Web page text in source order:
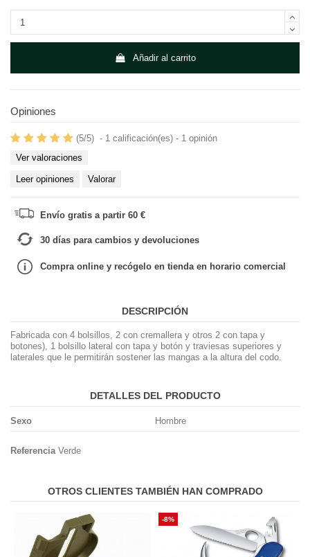
Añadir al carrito
Opiniones
(5/5) - 1 calificación(es) - 1 opinión
Ver valoraciones
Leer opiniones Valorar
Envío gratis a partir 60 €
30 días para cambios y devoluciones
Compra online y recógelo en tienda en horario comercial
DESCRIPCIÓN
Fabricada con 4 bolsillos, 2 con cremallera y otros 2 con tapa y
botones), 1 bolsillo lateral con tapa y botón y traviesas superiores y
laterales que le permitirán sostener las mangas a la altura del codo.
DETALLES DEL PRODUCTO
Sexo Hombre
Referencia Verde
OTROS CLIENTES TAMBIÉN HAN COMPRADO
-8%